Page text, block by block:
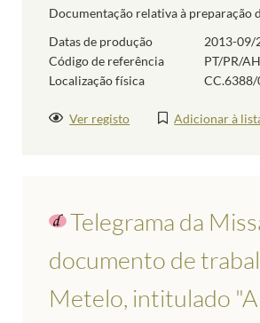
Documentação relativa à preparação
Datas de produção
2013-09/
Código de referência
PT/PR/
Localização física
Ver registo Adicionar à
Telegrama da
documento de
Metelo, intitulado